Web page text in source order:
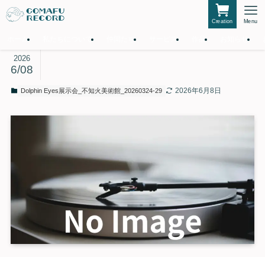
Creation Menu
ホーム 私たちについて 仲間たち サービス 作品 お知らせ
2026
6/08
Dolphin Eyes展示会_不知火美術館_20260324-29 2026年6月8日